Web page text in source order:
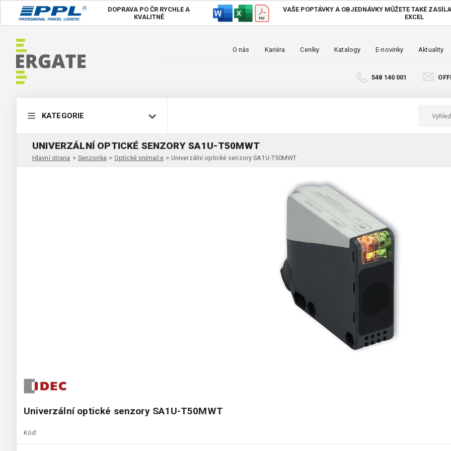
DOPRAVA PO ČR RYCHLE A
KVALITNĚ
VAŠE POPTÁVKY A OBJEDNÁVKY MŮŽETE TAKÉ
EXCEL
O nás Kariéra Ceníky Katalogy E-novinky Aktuality
548 140 001
KATEGORIE
UNIVERZÁLNÍ OPTICKÉ SENZORY SA1U-T50MWT
Hlavní strana > Senzorika > Optické snímače > Univerzální optické senzory SA1U-T50MWT
Univerzální optické senzory SA1U-T50MWT
Kód: